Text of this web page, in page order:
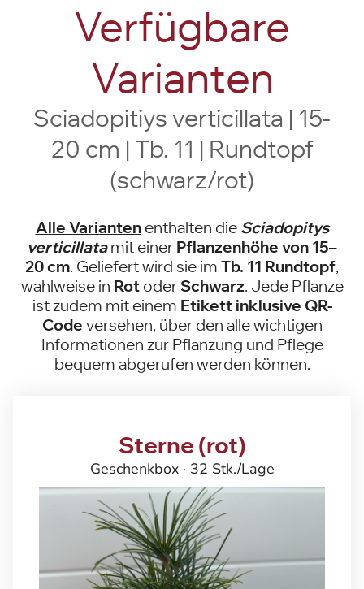
Verfügbare
Varianten
Sciadopitiys verticillata | 15-
20 cm | Tb. 11 | Rundtopf
(schwarz/rot)
Alle Variantenenthalten die Sciadopitys
verticillatamit einer Pflanzenhöhe von 15–
20 cm. Geliefert wird sie im Tb. 11 Rundtopf,
wahlweise in RotoderSchwarz. Jede Pflanze
ist zudem mit einem Etikett inklusive QR-
Code versehen, über den alle wichtigen
Informationen zur Pflanzung und Pflege
bequem abgerufen werden können.
Sterne (rot)
Geschenkbox · 32 Stk./Lage